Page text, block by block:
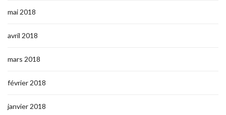
mai 2018
avril 2018
mars 2018
février 2018
janvier 2018